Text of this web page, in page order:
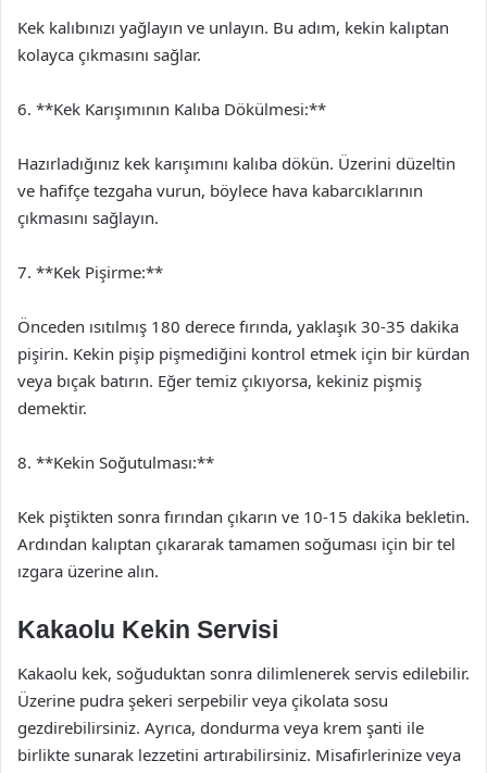
Kek kalıbınızı yağlayın ve unlayın. Bu adım, kekin kalıptan
kolayca çıkmasını sağlar.
6. **Kek Karışımının Kalıba Dökülmesi:**
Hazırladığınız kek karışımını kalıba dökün. Üzerini düzeltin
ve hafifçe tezgaha vurun, böylece hava kabarcıklarının
çıkmasını sağlayın.
7. **Kek Pişirme:**
Önceden ısıtılmış 180 derece fırında, yaklaşık 30-35 dakika
pişirin. Kekin pişip pişmediğini kontrol etmek için bir kürdan
veya bıçak batırın. Eğer temiz çıkıyorsa, kekiniz pişmiş
demektir.
8. **Kekin Soğutulması:**
Kek piştikten sonra fırından çıkarın ve 10-15 dakika bekletin.
Ardından kalıptan çıkararak tamamen soğuması için bir tel
ızgara üzerine alın.
Kakaolu Kekin Servisi
Kakaolu kek, soğuduktan sonra dilimlenerek servis edilebilir.
Üzerine pudra şekeri serpebilir veya çikolata sosu
gezdirebilirsiniz. Ayrıca, dondurma veya krem şanti ile
birlikte sunarak lezzetini artırabilirsiniz. Misafirlerinize veya